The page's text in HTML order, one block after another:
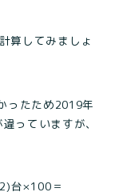
算してみましょ
たため2019年
っていますが、
台×100＝